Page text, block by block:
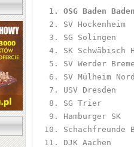
1. OSG Baden
2. SV
3. SG Solingen
4. SK
5. SV Werder
6. SV Mülheim
7. USV
8. SG Trier
9. Hamburger
10.
11. DJK Aachen